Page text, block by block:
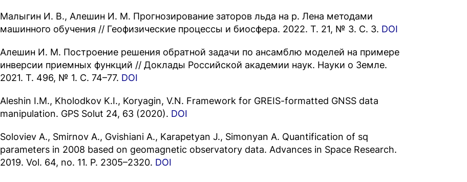
Малыгин И. В., Алешин И. М. Прогнозирование заторов льда на р. Лена методами
машинного обучения // Геофизические процессы и биосфера. 2022. Т. 21, № 3. С. 3. DOI
Алешин И. М. Построение решения обратной задачи по ансамблю моделей на примере
инверсии приемных функций // Доклады Российской академии наук. Науки о Земле.
2021. Т. 496, № 1. С. 74–77. DOI
Aleshin I.M., Kholodkov K.I., Koryagin, V.N. Framework for GREIS-formatted GNSS data
manipulation. GPS Solut 24, 63 (2020). DOI
Soloviev A., Smirnov A., Gvishiani A., Karapetyan J., Simonyan A. Quantification of sq
parameters in 2008 based on geomagnetic observatory data. Advances in Space Research.
2019. Vol. 64, no. 11. P. 2305–2320. DOI